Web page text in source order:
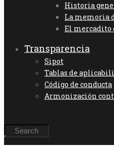
Historia
La memoria
El mercadito
Transparencia
Sipot
Tablas de
Código de conducta
Armonización